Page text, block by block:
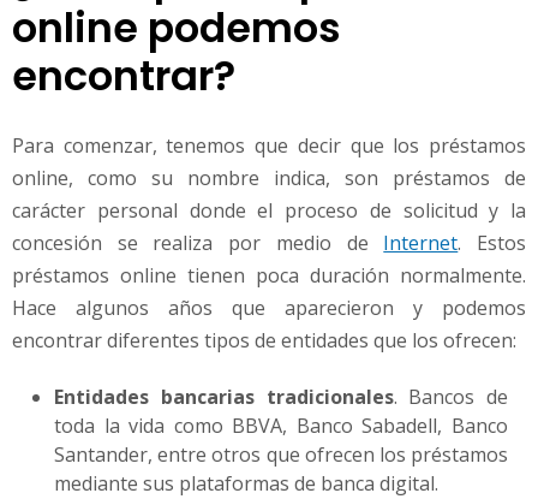
online podemos
encontrar?
Para comenzar, tenemos que decir que los préstamos
online, como su nombre indica, son préstamos de
carácter personal donde el proceso de solicitud y la
concesión se realiza por medio de Internet. Estos
préstamos online tienen poca duración normalmente.
Hace algunos años que aparecieron y podemos
encontrar diferentes tipos de entidades que los ofrecen:
Entidades bancarias tradicionales. Bancos de
toda la vida como BBVA, Banco Sabadell, Banco
Santander, entre otros que ofrecen los préstamos
mediante sus plataformas de banca digital.